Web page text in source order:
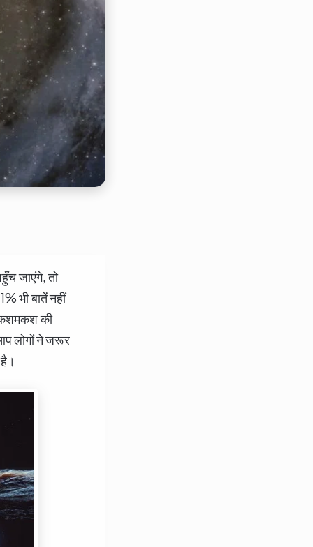
जाएंगे, तो
भी बातें नहीं
कशमकश की
लोगों ने जरूर